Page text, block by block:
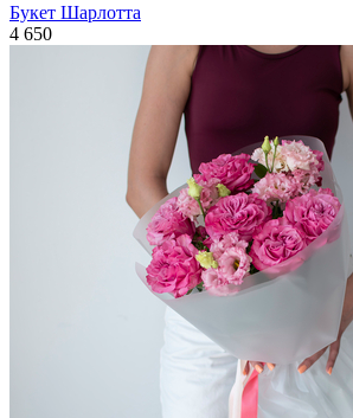
Букет Шарлотта
4 650